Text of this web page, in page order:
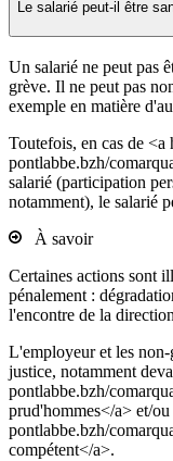
Le salarié peut-il être
Un salarié ne peut pas
grève. Il ne peut pas
exemple en matière
Toutefois, en cas de
pontlabbe.bzh/
salarié (participation
notamment), le salarié
À savoir
Certaines actions sont
pénalement :
l'encontre de la
L'employeur et les non-
justice, notamment
pontlabbe.bzh/
prud'hommes</a> et/
pontlabbe.bzh/
compétent</a>.